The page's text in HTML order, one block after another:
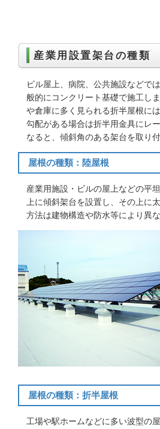
産業用設置架台の種類
ビル屋上、病院、公共施設などで
般的にコンクリート基礎で施工し
や倉庫に多く見られる折半屋根に
勾配がある場合は折半用金具にレ
なると、傾斜角のある架台を取り
屋根の種類：陸屋根
産業用施設・ビルの屋上などの平
上に傾斜架台を設置し、その上に
方法は建物構造や防水等により異
屋根の種類：折半屋根
工場や駅ホームなどに多い波型の